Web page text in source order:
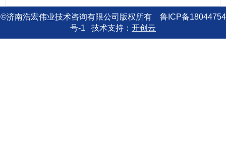
©济南浩宏伟业技术咨询有限公司版权所有 鲁ICP备18044754
号-1 技术支持： 开创云